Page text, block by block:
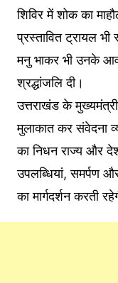
शिविर में शोक का
प्रस्तावित ट्रायल भी
मनु भाकर भी उनके
श्रद्धांजलि दी।
उत्तराखंड के मुख्यमंत्री
मुलाकात कर संवेदना
का निधन राज्य और
उपलब्धियां, समर्पण
का मार्गदर्शन करती